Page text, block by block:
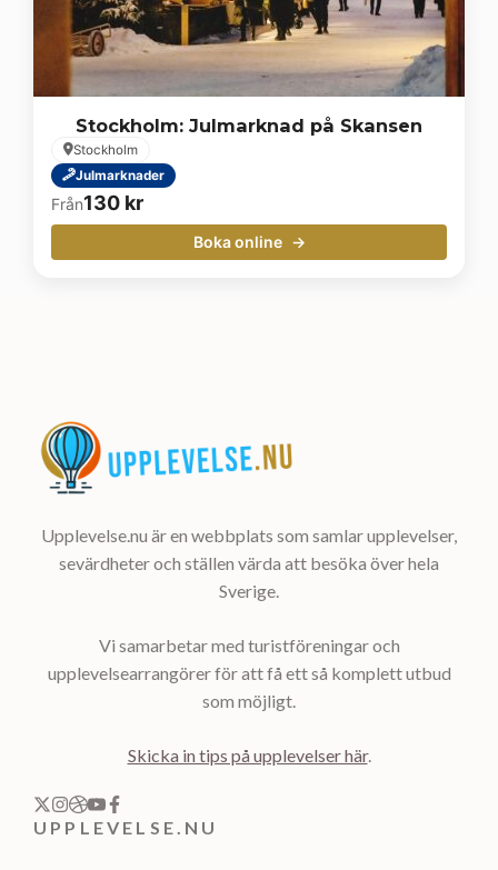
Stockholm: Julmarknad på Skansen
Stockholm
Julmarknader
Från130 kr
Boka online
Upplevelse.nu är en webbplats som samlar upplevelser,
sevärdheter och ställen värda att besöka över hela
Sverige.
Vi samarbetar med turistföreningar och
upplevelsearrangörer för att få ett så komplett utbud
som möjligt.
Skicka in tips på upplevelser här.
UPPLEVELSE.NU